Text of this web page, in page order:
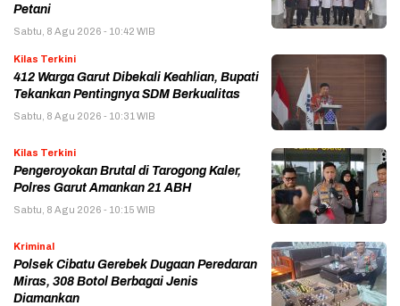
Petani
Sabtu, 8 Agu 2026 - 10:42 WIB
Kilas Terkini
412 Warga Garut Dibekali Keahlian, Bupati
Tekankan Pentingnya SDM Berkualitas
Sabtu, 8 Agu 2026 - 10:31 WIB
Kilas Terkini
Pengeroyokan Brutal di Tarogong Kaler,
Polres Garut Amankan 21 ABH
Sabtu, 8 Agu 2026 - 10:15 WIB
Kriminal
Polsek Cibatu Gerebek Dugaan Peredaran
Miras, 308 Botol Berbagai Jenis
Diamankan